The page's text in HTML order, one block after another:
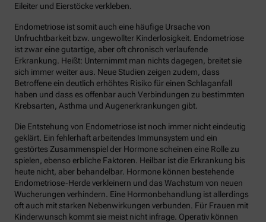
Eileiter und Eierstöcke verkleben.
Endometriose ist somit auch eine häufige Ursache von
Unfruchtbarkeit bzw. ungewollter Kinderlosigkeit. Endometriose
ist zwar eine gutartige, aber oft chronisch verlaufende
Erkrankung. Heißt: Unternimmt man nichts dagegen, breitet sie
sich immer weiter aus. Neue Studien zeigen zudem, dass
Betroffene ein deutlich erhöhtes Risiko für einen Schlaganfall
haben und dass es offenbar auch Verbindungen zu bestimmten
Krebsarten, Asthma und Augenerkrankungen gibt.
Die Entstehung von Endometriose ist noch immer nicht eindeutig
geklärt. Ein fehlerhaft arbeitendes Immunsystem und ein
gestörtes Zusammenspiel der Hormone scheinen eine Rolle zu
spielen, ebenso erbliche Faktoren. Heilbar ist die Erkrankung bis
heute nicht, aber behandelbar. Hormone können bestehende
Endometriose-Herde verkleinern und das Wachstum von neuen
Wucherungen verhindern. Eine Hormonbehandlung ist allerdings
oft auch mit starken Nebenwirkungen verbunden. Für Frauen mit
Kinderwunsch kommt sie meist nicht infrage. Operativ können